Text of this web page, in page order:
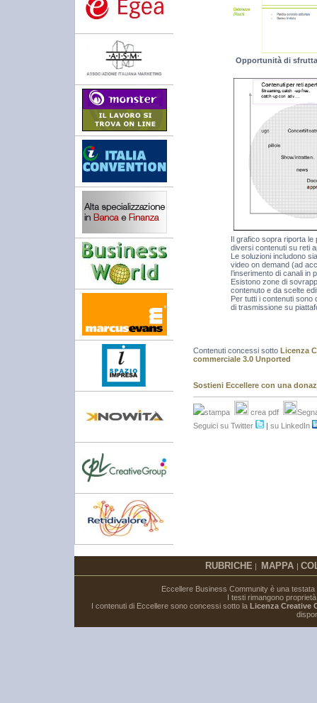
Opportunità di
Il grafico sopra riporta le
diversi contenuti su reti
Le soluzioni includono
video on demand (ad
l’inserimento di canali in
Esistono zone di
contenuto e da scelte
Per tutti i contenuti sono
di trasmissione su
Contenuti concessi sotto Licenza
commerciale 3.0 Unported
Sostieni Eccellere con una
stampa crea pdf
Seguici su Twitter
su LinkedIn
RUBRICHE | MAPPA |
Eccellere Business Community è una
I testi rimangono
I contenuti di Eccellere sono concessi sotto la Licenza Creative